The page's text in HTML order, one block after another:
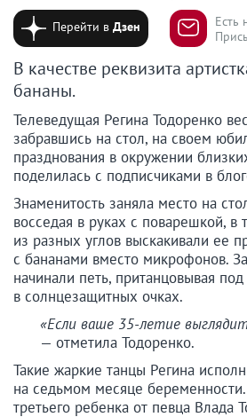
Перейти вДзен
Есть
В качестве реквизита
бананы.
Телеведущая Регина Тодоренко
забравшись на стол, на своем
празднования в окружении
поделилась с подписчиками в
Знаменитость заняла место на
восседая в руках с поварешкой, в
из разных углов выскакивали ее
с бананами вместо микрофонов.
начинали петь, пританцовывая
в солнцезащитных очках.
«Если ваше 35-летие
— отметила Тодоренко.
Такие жаркие танцы Регина
на седьмом месяце
третьего ребенка от певца Влада